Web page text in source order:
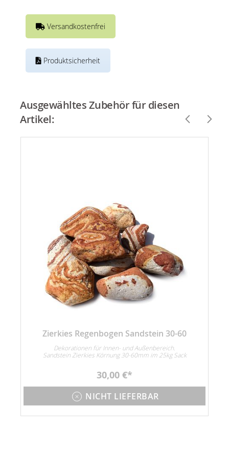
Versandkostenfrei
Produktsicherheit
Ausgewähltes Zubehör für diesen
Artikel:
Zierkies Regenbogen Sandstein 30-60
Dekorationen für Innen- und Außenbereich.
Sandstein Zierkies Körnung 30-60mm im 25kg Sack
30,00 €
NICHT LIEFERBAR